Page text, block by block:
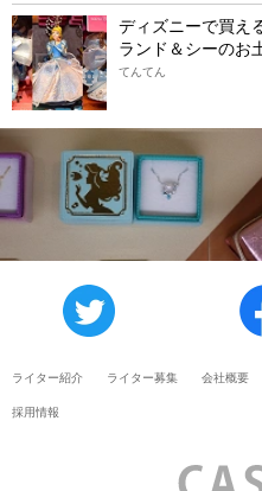
ディズニーで買え
ランド＆シーのお
てんてん
ライター紹介 ライター募集 会社概要
採用情報